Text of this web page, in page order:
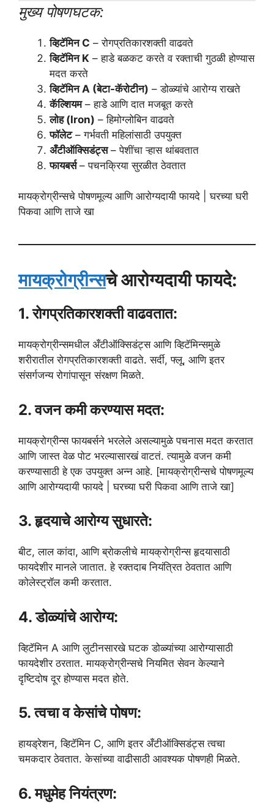
मुख्य पोषणघटक:
व्हिटॅमिन C – रोगप्रतिकारशक्ती वाढवते
व्हिटॅमिन K – हाडे बळकट करते व रक्ताची गुठळी होण्यास
मदत करते
व्हिटॅमिन A (बेटा-कॅरोटीन) – डोळ्यांचे आरोग्य राखते
कॅल्शियम– हाडे आणि दात मजबूत करते
लोह (Iron) – हिमोग्लोबिन वाढवते
फॉलेट– गर्भवती महिलांसाठी उपयुक्त
अँटीऑक्सिडंट्स– पेशींचा ऱ्हास थांबवतात
फायबर्स– पचनक्रिया सुरळीत ठेवतात
मायक्रोग्रीन्सचे पोषणमूल्य आणि आरोग्यदायी फायदे | घरच्या घरी
पिकवा आणि ताजे खा
मायक्रोग्रीन्सचे आरोग्यदायी फायदे:
1. रोगप्रतिकारशक्ती वाढवतात:
मायक्रोग्रीन्समधील अँटीऑक्सिडंट्स आणि व्हिटॅमिन्समुळे
शरीरातील रोगप्रतिकारशक्ती वाढते. सर्दी, फ्लू, आणि इतर
संसर्गजन्य रोगांपासून संरक्षण मिळते.
2. वजन कमी करण्यास मदत:
मायक्रोग्रीन्स फायबर्सने भरलेले असल्यामुळे पचनास मदत करतात
आणि जास्त वेळ पोट भरल्यासारखं वाटतं. त्यामुळे वजन कमी
करण्यासाठी हे एक उपयुक्त अन्न आहे. [मायक्रोग्रीन्सचे पोषणमूल्य
आणि आरोग्यदायी फायदे | घरच्या घरी पिकवा आणि ताजे खा]
3. हृदयाचे आरोग्य सुधारते:
बीट, लाल कांदा, आणि ब्रोकलीचे मायक्रोग्रीन्स हृदयासाठी
फायदेशीर मानले जातात. हे रक्तदाब नियंत्रित ठेवतात आणि
कोलेस्ट्रॉल कमी करतात.
4. डोळ्यांचे आरोग्य:
व्हिटॅमिन A आणि लुटीनसारखे घटक डोळ्यांच्या आरोग्यासाठी
फायदेशीर ठरतात. मायक्रोग्रीन्सचे नियमित सेवन केल्याने
दृष्टिदोष दूर होण्यास मदत होते.
5. त्वचा व केसांचे पोषण:
हायड्रेशन, व्हिटॅमिन C, आणि इतर अँटीऑक्सिडंट्स त्वचा
चमकदार ठेवतात. केसांच्या वाढीसाठी आवश्यक पोषणही मिळते.
6. मधुमेह नियंत्रण: